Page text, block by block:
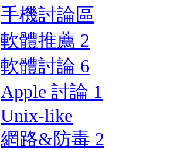
手機討論區
軟體推薦 2
軟體討論 6
Apple 討論 1
Unix-like
網路&防毒 2